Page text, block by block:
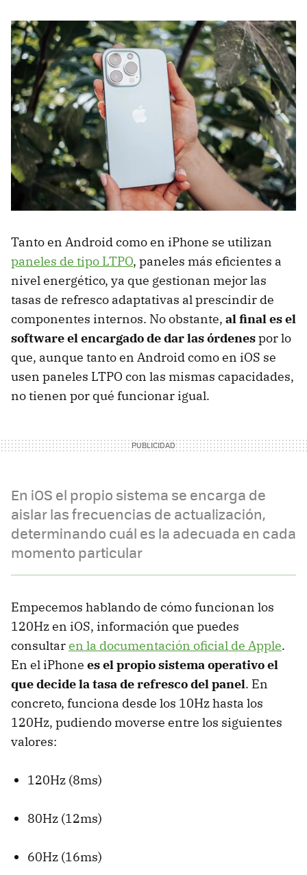
Tanto en Android como en iPhone se utilizan
paneles de tipo LTPO, paneles más eficientes a
nivel energético, ya que gestionan mejor las
tasas de refresco adaptativas al prescindir de
componentes internos. No obstante, al final es el
software el encargado de dar las órdenespor lo
que, aunque tanto en Android como en iOS se
usen paneles LTPO con las mismas capacidades,
no tienen por qué funcionar igual.
En iOS el propio sistema se encarga de
aislar las frecuencias de actualización,
determinando cuál es la adecuada en cada
momento particular
Empecemos hablando de cómo funcionan los
120Hz en iOS, información que puedes
consultaren la documentación oficial de Apple.
En el iPhone es el propio sistema operativo el
que decide la tasa de refresco del panel. En
concreto, funciona desde los 10Hz hasta los
120Hz, pudiendo moverse entre los siguientes
valores:
120Hz (8ms)
80Hz (12ms)
60Hz (16ms)